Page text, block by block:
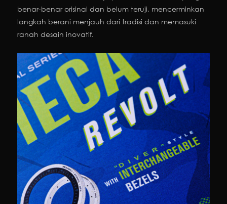
benar-benar orisinal dan belum teruji, mencerminkan
langkah berani menjauh dari tradisi dan memasuki
ranah desain inovatif.